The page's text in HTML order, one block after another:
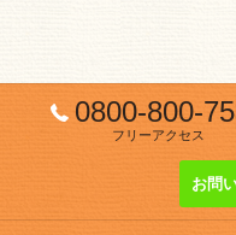
0800-800-
フリーアクセス
お問